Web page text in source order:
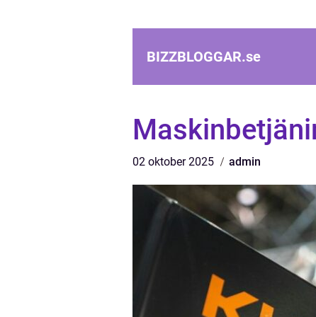
BIZZBLOGGAR.se
02 oktober 2025 admin